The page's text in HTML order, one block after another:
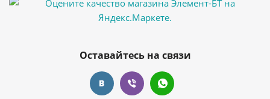
Оставайтесь на связи